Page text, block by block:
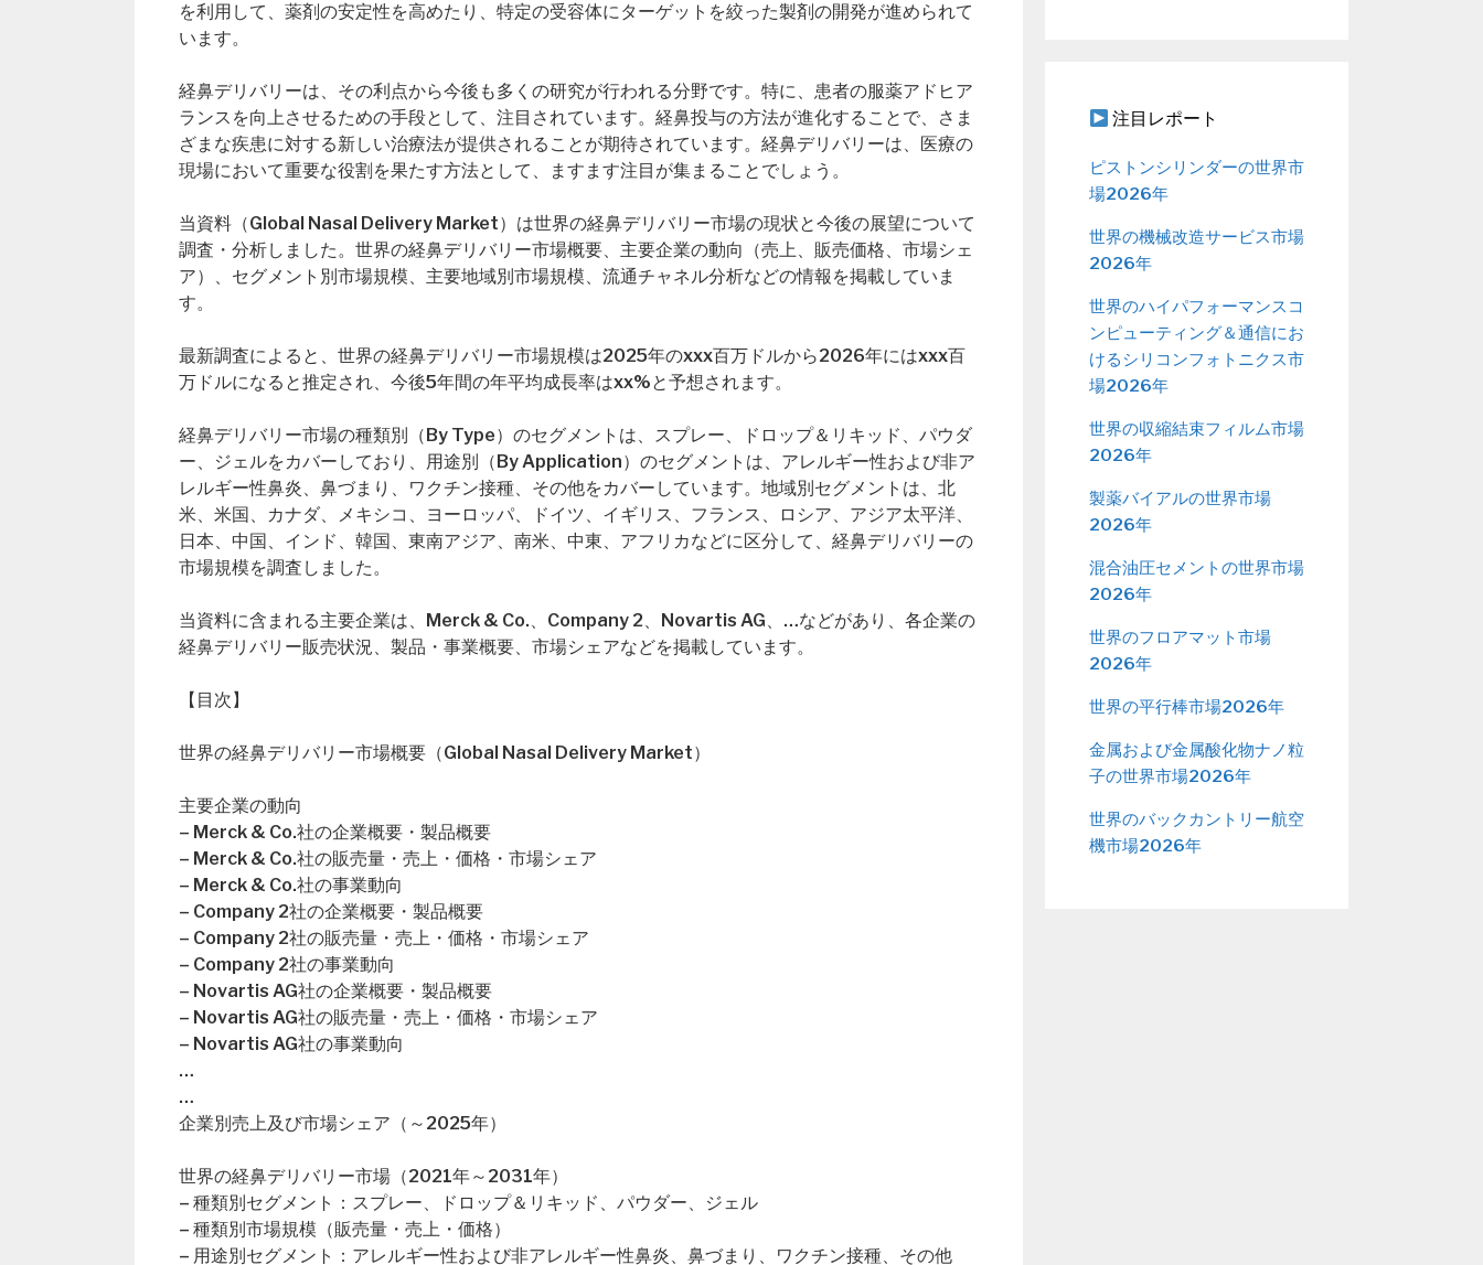
を利用して、薬剤の安定性を高めたり、特定の受容体にターゲットを絞った製剤の開発が進められて
います。
経鼻デリバリーは、その利点から今後も多くの研究が行われる分野です。特に、患者の服薬アドヒア
ランスを向上させるための手段として、注目されています。経鼻投与の方法が進化することで、さま
ざまな疾患に対する新しい治療法が提供されることが期待されています。経鼻デリバリーは、医療の
現場において重要な役割を果たす方法として、ますます注目が集まることでしょう。
当資料（Global Nasal Delivery Market）は世界の経鼻デリバリー市場の現状と今後の展望について
調査・分析しました。世界の経鼻デリバリー市場概要、主要企業の動向（売上、販売価格、市場シェ
ア）、セグメント別市場規模、主要地域別市場規模、流通チャネル分析などの情報を掲載していま
す。
最新調査によると、世界の経鼻デリバリー市場規模は2025年のxxx百万ドルから2026年にはxxx百
万ドルになると推定され、今後5年間の年平均成長率はxx%と予想されます。
経鼻デリバリー市場の種類別（By Type）のセグメントは、スプレー、ドロップ＆リキッド、パウダ
ー、ジェルをカバーしており、用途別（By Application）のセグメントは、アレルギー性および非ア
レルギー性鼻炎、鼻づまり、ワクチン接種、その他をカバーしています。地域別セグメントは、北
米、米国、カナダ、メキシコ、ヨーロッパ、ドイツ、イギリス、フランス、ロシア、アジア太平洋、
日本、中国、インド、韓国、東南アジア、南米、中東、アフリカなどに区分して、経鼻デリバリーの
市場規模を調査しました。
当資料に含まれる主要企業は、Merck & Co.、Company 2、Novartis AG、…などがあり、各企業の
経鼻デリバリー販売状況、製品・事業概要、市場シェアなどを掲載しています。
【目次】
世界の経鼻デリバリー市場概要（Global Nasal Delivery Market）
主要企業の動向
– Merck & Co.社の企業概要・製品概要
– Merck & Co.社の販売量・売上・価格・市場シェア
– Merck & Co.社の事業動向
– Company 2社の企業概要・製品概要
– Company 2社の販売量・売上・価格・市場シェア
– Company 2社の事業動向
– Novartis AG社の企業概要・製品概要
– Novartis AG社の販売量・売上・価格・市場シェア
– Novartis AG社の事業動向
…
…
企業別売上及び市場シェア（～2025年）
世界の経鼻デリバリー市場（2021年～2031年）
– 種類別セグメント：スプレー、ドロップ＆リキッド、パウダー、ジェル
– 種類別市場規模（販売量・売上・価格）
– 用途別セグメント：アレルギー性および非アレルギー性鼻炎、鼻づまり、ワクチン接種、その他
注目レポート
ピストンシリンダーの世界市
場2026年
世界の機械改造サービス市場
2026年
世界のハイパフォーマンスコ
ンピューティング＆通信にお
けるシリコンフォトニクス市
場2026年
世界の収縮結束フィルム市場
2026年
製薬バイアルの世界市場
2026年
混合油圧セメントの世界市場
2026年
世界のフロアマット市場
2026年
世界の平行棒市場2026年
金属および金属酸化物ナノ粒
子の世界市場2026年
世界のバックカントリー航空
機市場2026年